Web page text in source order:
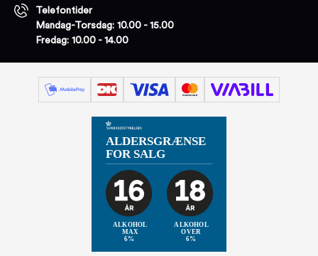
Telefontider
Mandag-Torsdag: 10.00 - 15.00
Fredag: 10.00 - 14.00